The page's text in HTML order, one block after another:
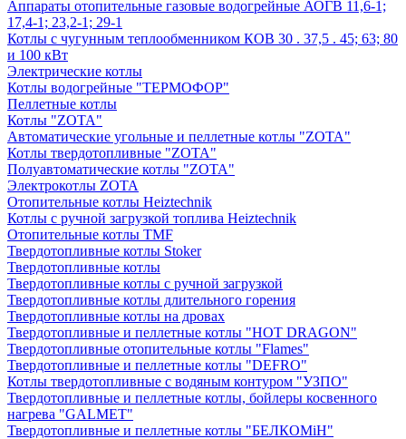
Аппараты отопительные газовые водогрейные АОГВ 11,6-1;
17,4-1; 23,2-1; 29-1
Котлы с чугунным теплообменником КОВ 30 . 37,5 . 45; 63; 80
и 100 кВт
Электрические котлы
Котлы водогрейные "ТЕРМОФОР"
Пеллетные котлы
Котлы "ZOTA"
Автоматические угольные и пеллетные котлы "ZOTA"
Котлы твердотопливные "ZOTA"
Полуавтоматические котлы "ZOTA"
Электрокотлы ZOTA
Отопительные котлы Heiztechnik
Котлы с ручной загрузкой топлива Heiztechnik
Отопительные котлы TMF
Твердотопливные котлы Stoker
Твердотопливные котлы
Твердотопливные котлы с ручной загрузкой
Твердотопливные котлы длительного горения
Твердотопливные котлы на дровах
Твердотопливные и пеллетные котлы "HOT DRAGON"
Твердотопливные отопительные котлы "Flames"
Твердотопливные и пеллетные котлы "DEFRO"
Котлы твердотопливные с водяным контуром "УЗПО"
Твердотопливные и пеллетные котлы, бойлеры косвенного
нагрева "GALMET"
Твердотопливные и пеллетные котлы "БЕЛКОМiН"